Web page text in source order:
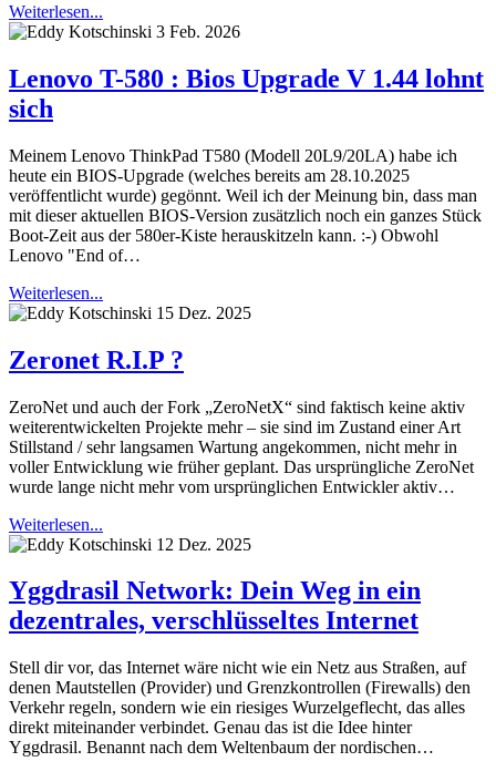
Weiterlesen...
3 Feb. 2026
Lenovo T-580 : Bios Upgrade V 1.44 lohnt
sich
Meinem Lenovo ThinkPad T580 (Modell 20L9/20LA) habe ich
heute ein BIOS-Upgrade (welches bereits am 28.10.2025
veröffentlicht wurde) gegönnt. Weil ich der Meinung bin, dass man
mit dieser aktuellen BIOS-Version zusätzlich noch ein ganzes Stück
Boot-Zeit aus der 580er-Kiste herauskitzeln kann. :-) Obwohl
Lenovo "End of…
Weiterlesen...
15 Dez. 2025
Zeronet R.I.P ?
ZeroNet und auch der Fork „ZeroNetX“ sind faktisch keine aktiv
weiterentwickelten Projekte mehr – sie sind im Zustand einer Art
Stillstand / sehr langsamen Wartung angekommen, nicht mehr in
voller Entwicklung wie früher geplant. Das ursprüngliche ZeroNet
wurde lange nicht mehr vom ursprünglichen Entwickler aktiv…
Weiterlesen...
12 Dez. 2025
Yggdrasil Network: Dein Weg in ein
dezentrales, verschlüsseltes Internet
Stell dir vor, das Internet wäre nicht wie ein Netz aus Straßen, auf
denen Mautstellen (Provider) und Grenzkontrollen (Firewalls) den
Verkehr regeln, sondern wie ein riesiges Wurzelgeflecht, das alles
direkt miteinander verbindet. Genau das ist die Idee hinter
Yggdrasil. Benannt nach dem Weltenbaum der nordischen…